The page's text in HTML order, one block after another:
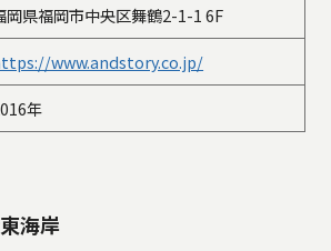
岡県福岡市中央区舞鶴2-1-1 6F
www.andstory.co.jp/
年
海岸